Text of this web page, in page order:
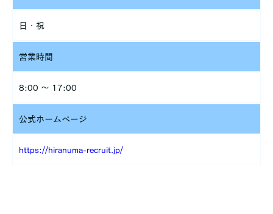
日・祝
営業時間
8:00 ～ 17:00
公式ホームページ
https://hiranuma-recruit.jp/